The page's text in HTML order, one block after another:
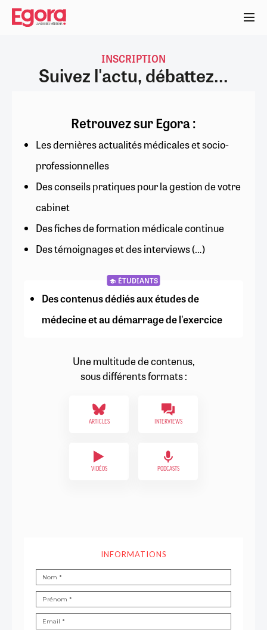
Aller
contenu
INSCRIPTION
Suivez l'actu, débattez...
Retrouvez sur Egora :
Les dernières actualités médicales et socio-
professionnelles
Des conseils pratiques pour la gestion de votre
cabinet
Des fiches de formation médicale continue
Des témoignages et des interviews (…)
ÉTUDIANTS
Des contenus dédiés aux études de
médecine et au démarrage de l'exercice
Une multitude de contenus,
sous différents formats :
ARTICLES INTERVIEWS
VIDÉOS PODCASTS